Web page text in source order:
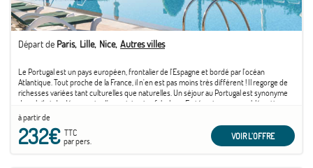
Départ de Paris Lille Nice Autres villes
Le Portugal est un pays européen, frontalier de l'Espagne et bordé par l'océan
Atlantique. Tout proche de la France, il n'en est pas moins très différent ! Il regorge de
richesses variées tant culturelles que naturelles. Un séjour au Portugal est synonyme
de soleil et de découverte d'un patrimoine fabuleux. En témoigne son emblématique
capitale ...
à partir de
232€TTC
par pers.
VOIR L'OFFRE